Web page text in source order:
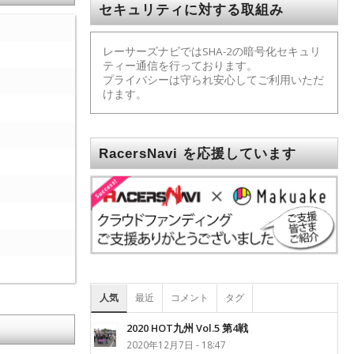
セキュリティに対する取組み
レーサーズナビではSHA-2の暗号化セキュリ
ティー通信を行っております。
プライバシーは守られ安心してご利用いただ
けます。
RacersNavi を応援しています
人気 最近 コメント タグ
2020 HOT九州 Vol.5 第4戦
2020年12月7日 - 18:47